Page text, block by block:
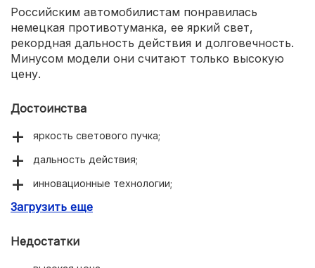
Российским автомобилистам понравилась
немецкая противотуманка, ее яркий свет,
рекордная дальность действия и долговечность.
Минусом модели они считают только высокую
цену.
Достоинства
яркость светового пучка;
дальность действия;
инновационные технологии;
долговечность.
Загрузить еще
Недостатки